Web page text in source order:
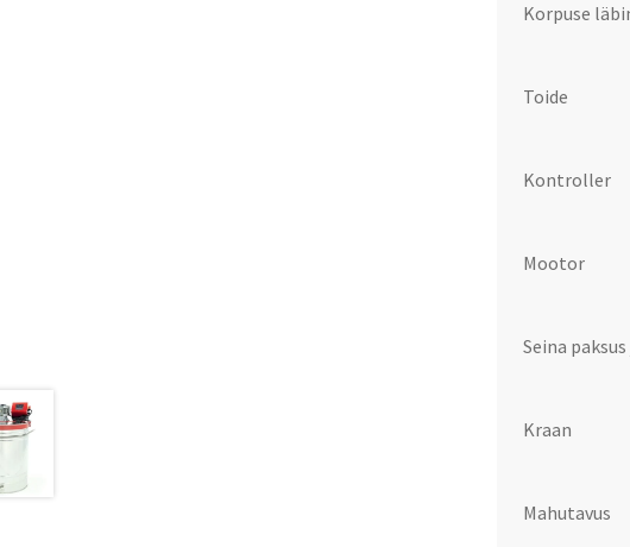
Korpuse
Toide
Kontroller
Mootor
Seina
Kraan
Mahutavus